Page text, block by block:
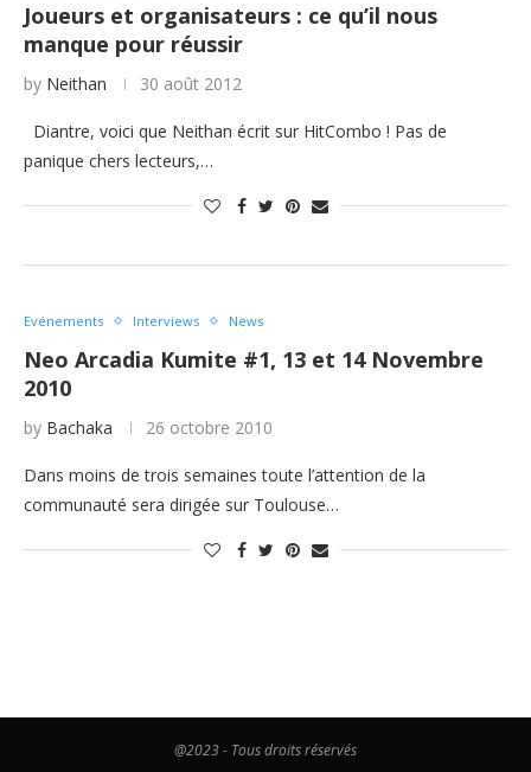
Joueurs et organisateurs : ce qu’il nous
manque pour réussir
by Neithan 30 août 2012
Diantre, voici que Neithan écrit sur HitCombo ! Pas de
panique chers lecteurs,…
Evénements Interviews News
Neo Arcadia Kumite #1, 13 et 14 Novembre
2010
by Bachaka 26 octobre 2010
Dans moins de trois semaines toute l’attention de la
communauté sera dirigée sur Toulouse…
@2023 - Tous droits réservés